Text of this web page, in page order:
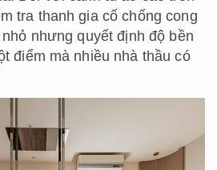
tra thanh gia cố chống cong
nhưng quyết định độ bền
điểm mà nhiều nhà thầu có